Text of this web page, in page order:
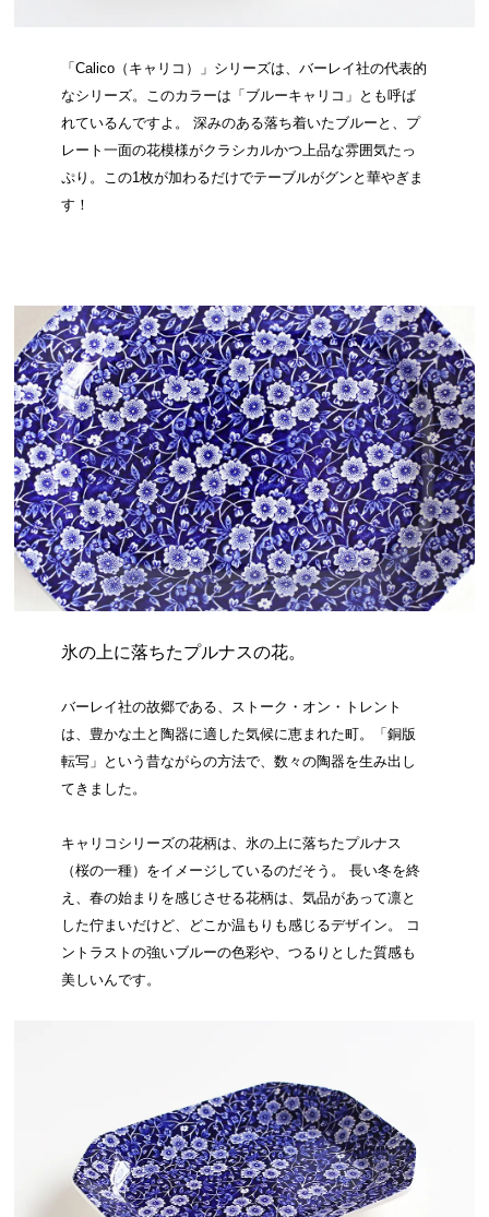
「Calico（キャリコ）」シリーズは、バーレイ社の代表的
なシリーズ。このカラーは「ブルーキャリコ」とも呼ば
れているんですよ。 深みのある落ち着いたブルーと、プ
レート一面の花模様がクラシカルかつ上品な雰囲気たっ
ぷり。この1枚が加わるだけでテーブルがグンと華やぎま
す！
氷の上に落ちたプルナスの花。
バーレイ社の故郷である、ストーク・オン・トレント
は、豊かな土と陶器に適した気候に恵まれた町。「銅版
転写」という昔ながらの方法で、数々の陶器を生み出し
てきました。
キャリコシリーズの花柄は、氷の上に落ちたプルナス
（桜の一種）をイメージしているのだそう。 長い冬を終
え、春の始まりを感じさせる花柄は、気品があって凛と
した佇まいだけど、どこか温もりも感じるデザイン。 コ
ントラストの強いブルーの色彩や、つるりとした質感も
美しいんです。